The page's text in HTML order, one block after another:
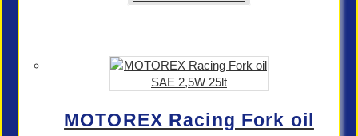
MOTOREX Racing Fork oil